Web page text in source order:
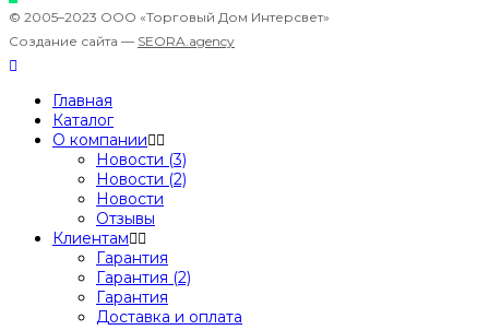
© 2005–2023 ООО «Торговый Дом Интерсвет»
Создание сайта — SEORA.agency
Главная
Каталог
О компании
Новости (3)
Новости (2)
Новости
Отзывы
Клиентам
Гарантия
Гарантия (2)
Гарантия
Доставка и оплата